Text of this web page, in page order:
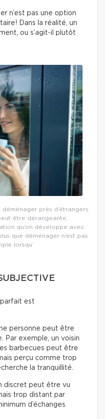
n’est pas une option
Dans la réalité, un
ou s’agit-il plutôt
près d’étrangers.
être dérangeante,
qu’on développe avec
que déménager n’est pas
lorsqu’
parfait est
personne peut être
Par exemple, un voisin
barbecues peut être
perçu comme trop
la tranquillité.
discret peut être vu
trop distant par
d’échanges